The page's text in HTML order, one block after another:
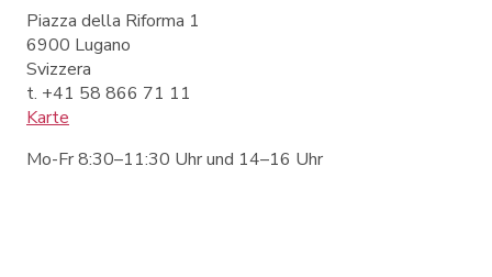
Piazza della Riforma 1
6900 Lugano
Svizzera
t. +41 58 866 71 11
Karte
Mo-Fr 8:30–11:30 Uhr und 14–16 Uhr